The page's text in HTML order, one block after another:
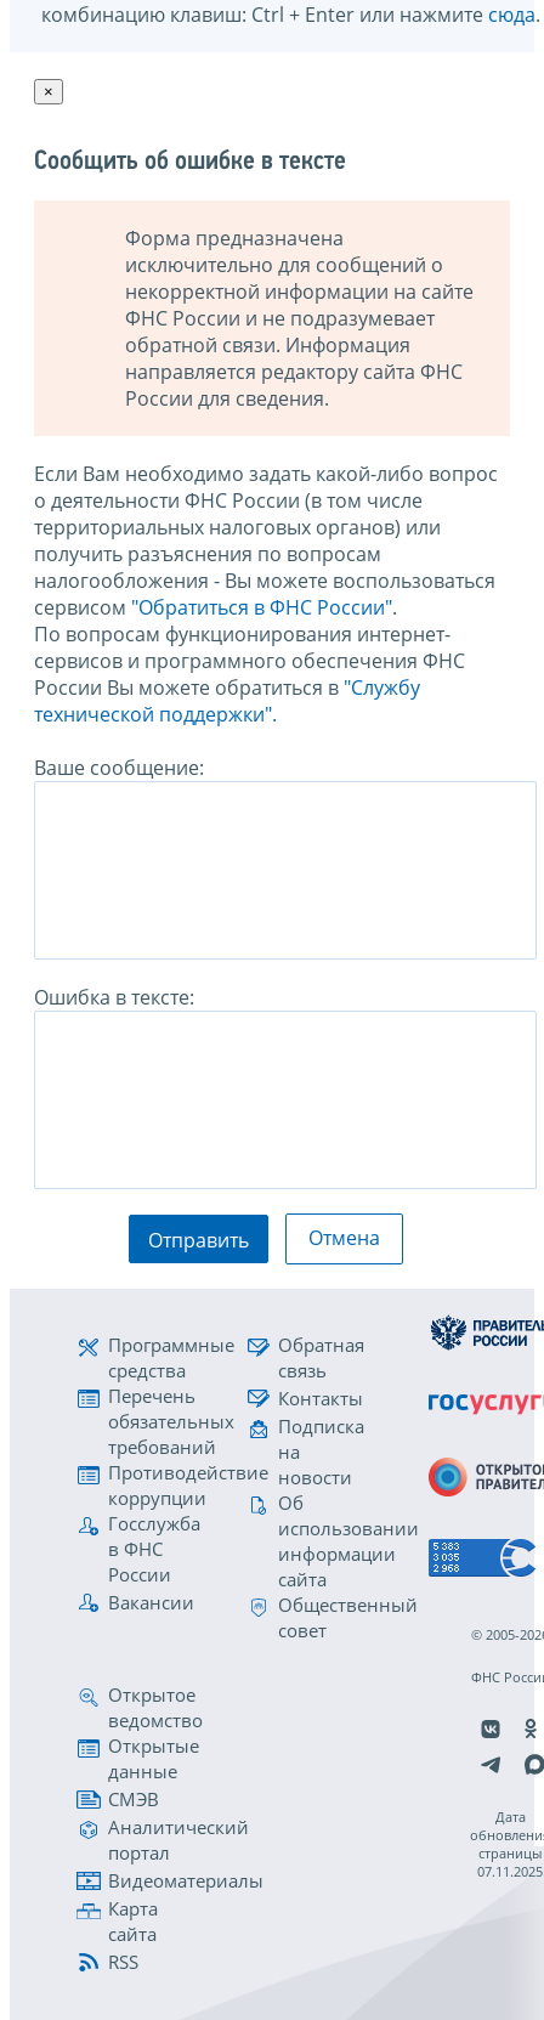
комбинацию клавиш: Ctrl + Enter или нажмите сюда.
×
Сообщить об ошибке в тексте
Форма предназначена
исключительно для сообщений о
некорректной информации на сайте
ФНС России и не подразумевает
обратной связи. Информация
направляется редактору сайта ФНС
России для сведения.
Если Вам необходимо задать какой-либо вопрос
о деятельности ФНС России (в том числе
территориальных налоговых органов) или
получить разъяснения по вопросам
налогообложения - Вы можете воспользоваться
сервисом "Обратиться в ФНС России".
По вопросам функционирования интернет-
сервисов и программного обеспечения ФНС
России Вы можете обратиться в "Службу
технической поддержки".
Ваше сообщение:
Ошибка в тексте:
Отправить Отмена
Программные
средства
Перечень
обязательных
требований
Противодействие
коррупции
Госслужба
в ФНС
России
Вакансии
Обратная
связь
Контакты
Подписка
на
новости
Об
использовании
информации
сайта
Общественный
совет
Открытое
ведомство
Открытые
данные
СМЭВ
Аналитический
портал
Видеоматериалы
Карта
сайта
RSS
© 2005-
ФНС
Дата
страницы
07.11.2025